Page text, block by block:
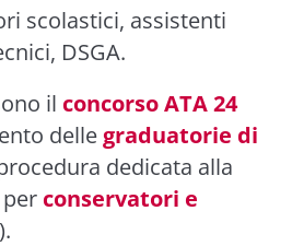
scolastici, assistenti
DSGA.
il concorso ATA 24
delle graduatorie di
dedicata alla
conservatori e